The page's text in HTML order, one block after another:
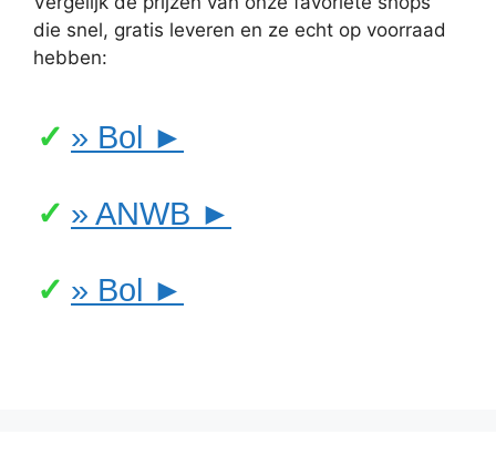
die snel, gratis leveren en ze echt op voorraad
hebben:
» Bol ►
» ANWB ►
» Bol ►